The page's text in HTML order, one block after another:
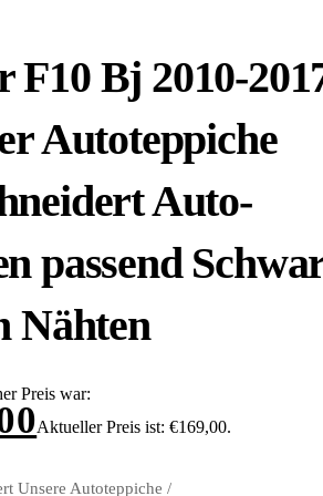
F10 Bj 2010-
Autoteppiche
Auto-
passend
Nähten
Preis war:
Aktueller Preis ist: €169,00.
Unsere Autoteppiche /